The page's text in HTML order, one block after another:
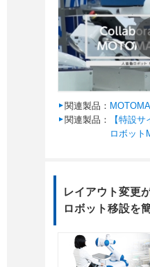
関連製品：
関連製品：
【特設
ロボット
レイアウト変更
ロボット移設を